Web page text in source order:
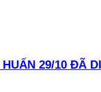
29/10 ĐÃ